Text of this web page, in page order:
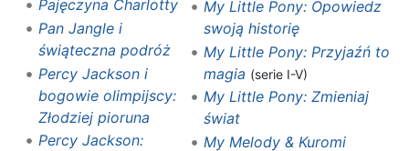
Pajęczyna Charlotty
Pan Jangle i
świąteczna podróż
Percy Jackson i
bogowie olimpijscy:
Złodziej pioruna
Percy Jackson:
My Little Pony: Opowiedz
swoją historię
My Little Pony: Przyjaźń to
magia (serie I-V)
My Little Pony: Zmieniaj
świat
My Melody & Kuromi